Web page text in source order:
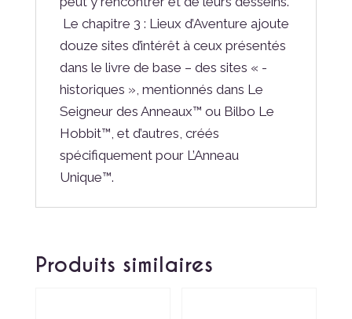
­ Le chapitre 3­ : Lieux d’Aventure ajoute
douze sites d’intérêt à ceux présentés
dans le livre de base – ­des sites « ­
historiques­ », mentionnés dans Le
Seigneur des Anneaux™ ou Bilbo Le
Hobbit™, et d’autres, créés
spécifiquement pour L’Anneau
Unique™.
Produits similaires